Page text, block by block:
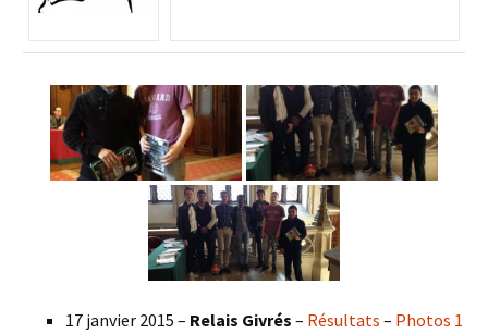
17 janvier 2015 – Relais Givrés – Résultats – Photos 1